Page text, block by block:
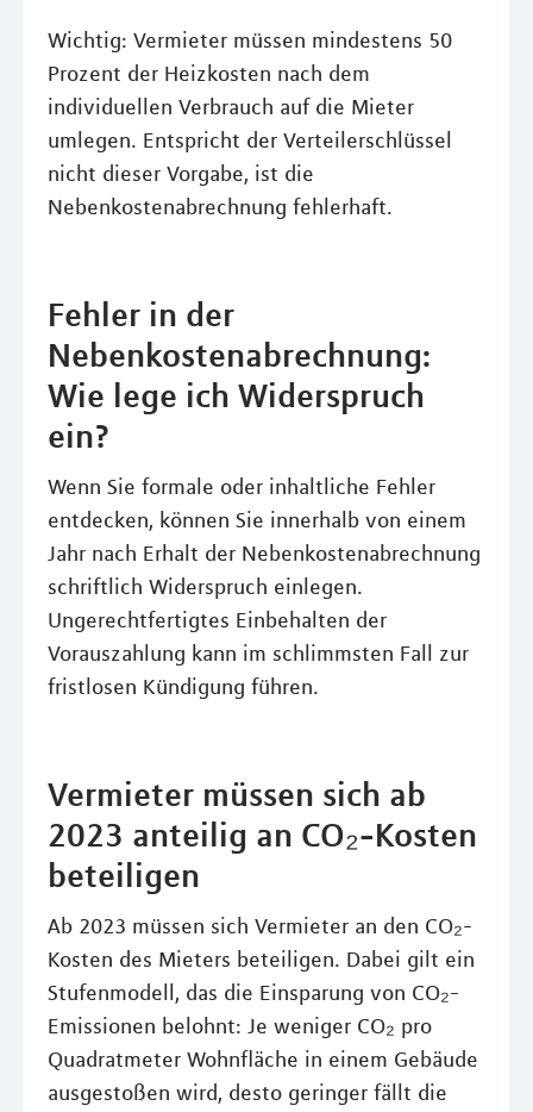
Wichtig: Vermieter müssen mindestens 50
Prozent der Heizkosten nach dem
individuellen Verbrauch auf die Mieter
umlegen. Entspricht der Verteilerschlüssel
nicht dieser Vorgabe, ist die
Nebenkostenabrechnung fehlerhaft.
Fehler in der
Nebenkostenabrechnung:
Wie lege ich Widerspruch
ein?
Wenn Sie formale oder inhaltliche Fehler
entdecken, können Sie innerhalb von einem
Jahr nach Erhalt der Nebenkostenabrechnung
schriftlich Widerspruch einlegen.
Ungerechtfertigtes Einbehalten der
Vorauszahlung kann im schlimmsten Fall zur
fristlosen Kündigung führen.
Vermieter müssen sich ab
2023 anteilig an CO₂-Kosten
beteiligen
Ab 2023 müssen sich Vermieter an den CO₂-
Kosten des Mieters beteiligen. Dabei gilt ein
Stufenmodell, das die Einsparung von CO₂-
Emissionen belohnt: Je weniger CO₂ pro
Quadratmeter Wohnfläche in einem Gebäude
ausgestoßen wird, desto geringer fällt die